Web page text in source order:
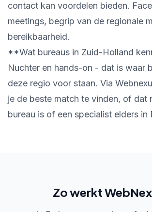
contact kan voordelen bieden.
meetings, begrip van de regionale
bereikbaarheid.
**Wat bureaus in Zuid-Holland
Nuchter en hands-on - dat is waar
deze regio voor staan. Via
je de beste match te vinden, of dat
bureau is of een specialist elders in
Zo werkt